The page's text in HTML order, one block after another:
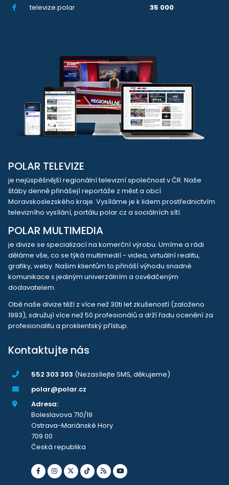
televize.polar
35 000
POLAR TELEVIZE
je nejúspěšnější regionální televizní společnost v ČR. Naše
štáby denně přinášejí reportáže z měst a obcí
Moravskoslezského kraje. Vysíláme je k lidem prostřednictvím
televizního vysílání, portálu polar.cz a sociálních sítí.
POLAR MULTIMEDIA
je divize se specializací na komerční výrobu. Umíme a rádi
děláme vše, co se týká multimedií - videa, virtuální realitu,
grafiky, weby. Našim klientům to přináší výhodu snadné
komunikace s jediným univerzálním a osvědčeným
dodavatelem.
Obě naše divize těží z více než 30ti let zkušeností (založeno
1993), sdružují více než 50 profesionálů a drží řadu ocenění za
profesionalitu a proklientský přístup.
Kontaktujte nás
552 303 303 (Nezasílejte SMS, děkujeme)
polar@polar.cz
Adresa:
Boleslavova 710/19
Ostrava-Mariánské Hory
709 00
Česká republika